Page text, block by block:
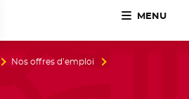
Occitanie / Pyrénées-Méditerranée
MENU
Nos offres d’emploi